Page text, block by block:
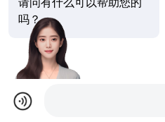
吗？